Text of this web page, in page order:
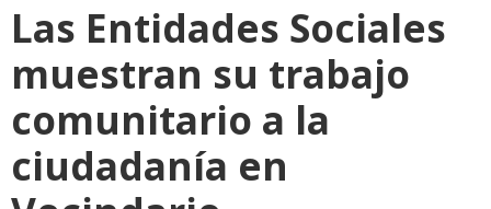
Las Entidades Sociales
muestran su trabajo
comunitario a la
ciudadanía en